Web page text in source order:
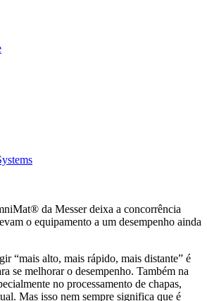
da Messer deixa a concorrência
o equipamento a um desempenho ainda
“mais alto, mais rápido, mais distante” é
se melhorar o desempenho. Também na
no processamento de chapas,
Mas isso nem sempre significa que é